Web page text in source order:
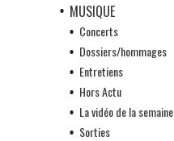
MUSIQUE
Concerts
Dossiers/hommages
Entretiens
Hors Actu
La vidéo de la semaine
Sorties